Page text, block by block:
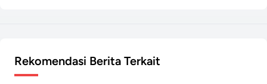
Rekomendasi Berita Terkait